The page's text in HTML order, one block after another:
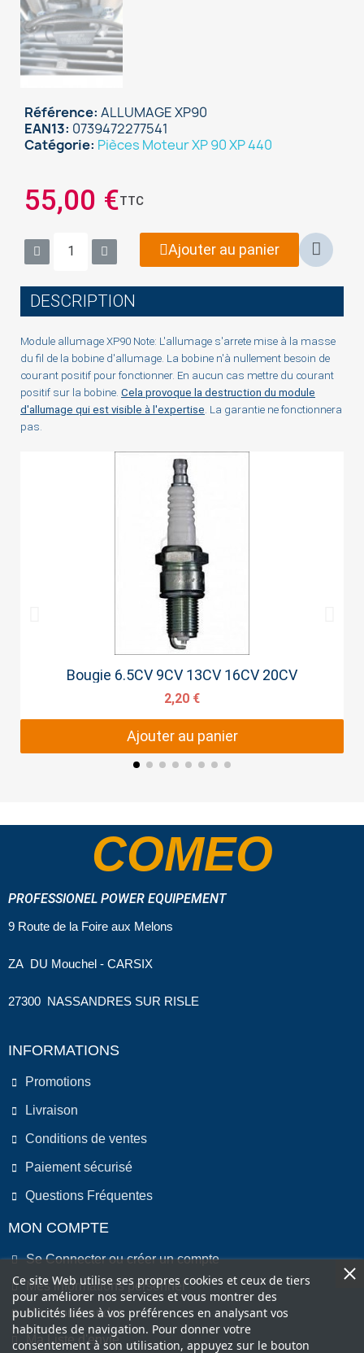
Référence ALLUMAGE XP90
EAN13 0739472277541
Catégorie Pièces Moteur XP 90 XP 440
55,00 €TTC
Ajouter au panier
DESCRIPTION
Module allumage XP90 Note: L'allumage s'arrete mise à la masse
du fil de la bobine d'allumage. La bobine n'à nullement besoin de
courant positif pour fonctionner. En aucun cas mettre du courant
positif sur la bobine. Cela provoque la destruction du module
d'allumage qui est visible à l'expertise . La garantie ne fonctionnera
pas.
Aperçu rapide
Bougie 6.5CV 9CV 13CV 16CV 20CV
2,20 €
Ajouter au panier
COMEO
PROFESSIONEL POWER EQUIPEMENT
9 Route de la Foire aux Melons
ZA DU Mouchel - CARSIX
27300 NASSANDRES SUR RISLE
INFORMATIONS
Promotions
Livraison
Conditions de ventes
Paiement sécurisé
Questions Fréquentes
MON COMPTE
Se Connecter ou créer un compte
Mes informations personnel
Mes commandes
Ma Liste d'envie
Ce site Web utilise ses propres cookies et ceux de tiers
pour améliorer nos services et vous montrer des
publicités liées à vos préférences en analysant vos
habitudes de navigation. Pour donner votre
consentement à son utilisation, appuyez sur le bouton
Sign in ×
You need to be logged in to save products in your
wish list.
Cancel Sign in